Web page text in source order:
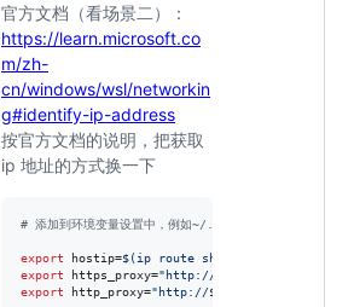
官方文档（看场景二）：
https://learn.microsoft.co
m/zh-
cn/windows/wsl/networkin
g#identify-ip-address
按官方文档的说明，把获取
ip 地址的方式换一下
# 添加到环境变量设置中，例如~/.zshrc
export hostip=$(ip route show
export https_proxy="http://
export http_proxy="http://${hostip}